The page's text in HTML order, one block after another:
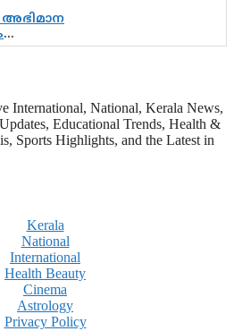
ശീലമാകട്ടെ
International, National, Kerala News,
Educational Trends, Health &
Sports Highlights, and the Latest in
Kerala
National
International
Health Beauty
Cinema
Astrology
Privacy Policy